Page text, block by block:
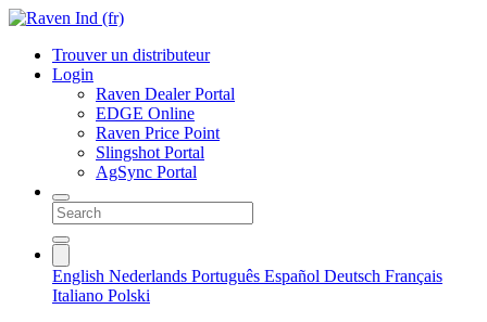
Trouver un distributeur
Login
Raven Dealer Portal
EDGE Online
Raven Price Point
Slingshot Portal
AgSync Portal
English Nederlands Português Español Deutsch Français
Italiano Polski